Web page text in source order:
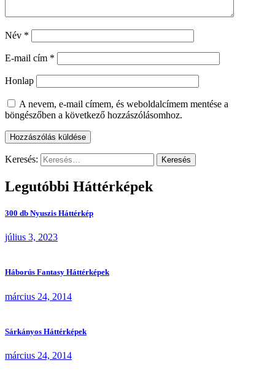
Név *
E-mail cím *
Honlap
A nevem, e-mail címem, és weboldalcímem mentése a
böngészőben a következő hozzászólásomhoz.
Keresés:
Legutóbbi Háttérképek
300 db Nyuszis Háttérkép
július 3, 2023
Háborús Fantasy Háttérképek
március 24, 2014
Sárkányos Háttérképek
március 24, 2014